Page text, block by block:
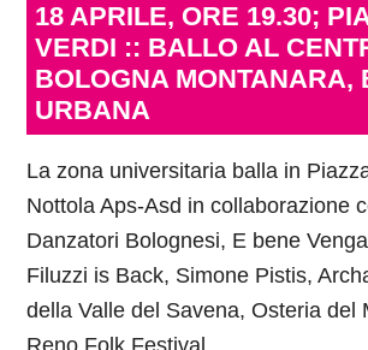
18 APRILE, ORE 19.30;
VERDI :: BALLO AL
BOLOGNA MONTANARA,
URBANA
La zona universitaria balla in
Nottola Aps-Asd in collaborazione
Danzatori Bolognesi, E bene
Filuzzi is Back, Simone Pistis,
della Valle del Savena, Osteria del
Reno Folk Festival